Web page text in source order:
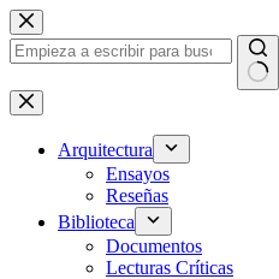
Saltar
al
contenido
Sin
resultados
Arquitectura
Ensayos
Reseñas
Biblioteca
Documentos
Lecturas Críticas